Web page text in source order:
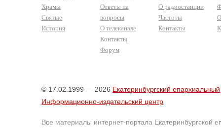
Храмы
Святые
История
Ответы на
вопросы
О телеканале
Контакты
Форум
О радиостанции
Частоты
Контакты
© 17.02.1999 — 2026 Екатеринбургский епархиальный
Информационно-издательский центр
Все материалы интернет-портала Екатеринбургской